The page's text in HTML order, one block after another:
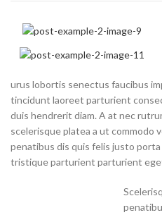
urus lobortis senectus faucibus
tincidunt laoreet parturient
duis hendrerit diam. A at nec
scelerisque platea a ut commodo
penatibus dis quis felis justo
tristique parturient parturient